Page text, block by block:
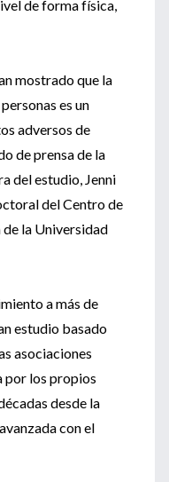
de forma física,
mostrado que la
es un
adversos de
de prensa de la
del estudio, Jenni
del Centro de
la Universidad
a más de
estudio basado
asociaciones
por los propios
desde la
con el